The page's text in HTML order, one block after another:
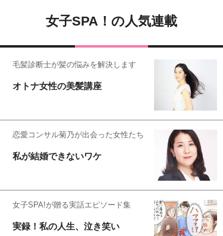
女子SPA！の人気連載
毛髪診断士が髪の悩みを解決します
オトナ女性の美髪講座
恋愛コンサル菊乃が出会った女性たち
私が結婚できないワケ
女子SPA!が贈る実話エピソード集
実録！私の人生、泣き笑い